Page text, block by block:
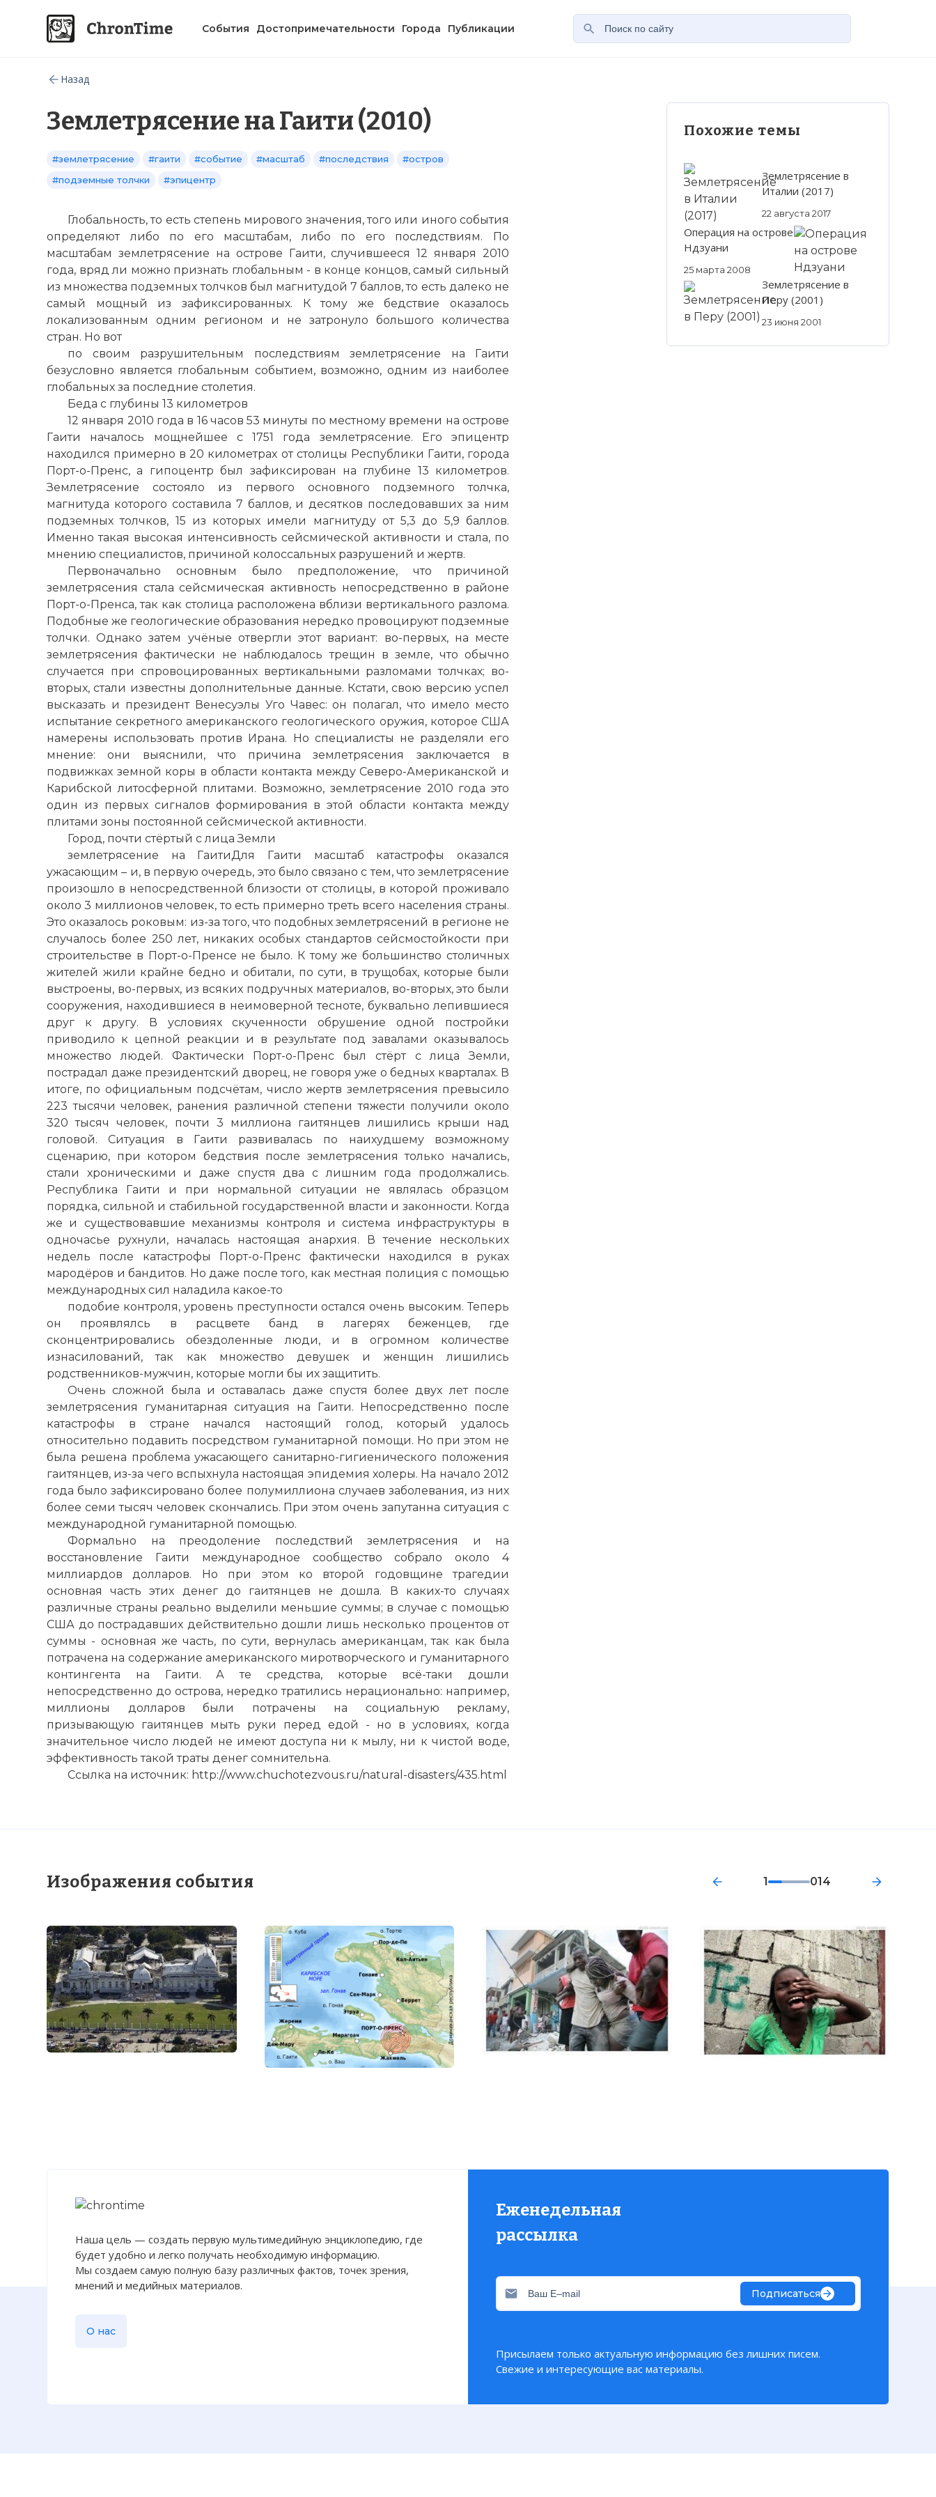
События Достопримечательности Города Публикации
Назад
Землетрясение на Гаити (2010)
#землетрясение #гаити #событие #масштаб #последствия
#остров
#подземные толчки
#эпицентр
Глобальность, то есть степень мирового значения, того или иного события
определяют либо по его масштабам, либо по его последствиям. По
масштабам землетрясение на острове Гаити, случившееся 12 января 2010
года, вряд ли можно признать глобальным - в конце концов, самый сильный
из множества подземных толчков был магнитудой 7 баллов, то есть далеко не
самый мощный из зафиксированных. К тому же бедствие оказалось
локализованным одним регионом и не затронуло большого количества
стран. Но вот
по своим разрушительным последствиям землетрясение на Гаити
безусловно является глобальным событием, возможно, одним из наиболее
глобальных за последние столетия.
Беда с глубины 13 километров
12 января 2010 года в 16 часов 53 минуты по местному времени на острове
Гаити началось мощнейшее с 1751 года землетрясение. Его эпицентр
находился примерно в 20 километрах от столицы Республики Гаити, города
Порт-о-Пренс, а гипоцентр был зафиксирован на глубине 13 километров.
Землетрясение состояло из первого основного подземного толчка,
магнитуда которого составила 7 баллов, и десятков последовавших за ним
подземных толчков, 15 из которых имели магнитуду от 5,3 до 5,9 баллов.
Именно такая высокая интенсивность сейсмической активности и стала, по
мнению специалистов, причиной колоссальных разрушений и жертв.
Первоначально основным было предположение, что причиной
землетрясения стала сейсмическая активность непосредственно в районе
Порт-о-Пренса, так как столица расположена вблизи вертикального разлома.
Подобные же геологические образования нередко провоцируют подземные
толчки. Однако затем учёные отвергли этот вариант: во-первых, на месте
землетрясения фактически не наблюдалось трещин в земле, что обычно
случается при спровоцированных вертикальными разломами толчках; во-
вторых, стали известны дополнительные данные. Кстати, свою версию успел
высказать и президент Венесуэлы Уго Чавес: он полагал, что имело место
испытание секретного американского геологического оружия, которое США
намерены использовать против Ирана. Но специалисты не разделяли его
мнение: они выяснили, что причина землетрясения заключается в
подвижках земной коры в области контакта между Северо-Американской и
Карибской литосферной плитами. Возможно, землетрясение 2010 года это
один из первых сигналов формирования в этой области контакта между
плитами зоны постоянной сейсмической активности.
Город, почти стёртый с лица Земли
землетрясение на ГаитиДля Гаити масштаб катастрофы оказался
ужасающим – и, в первую очередь, это было связано с тем, что землетрясение
произошло в непосредственной близости от столицы, в которой проживало
около 3 миллионов человек, то есть примерно треть всего населения страны.
Это оказалось роковым: из-за того, что подобных землетрясений в регионе не
случалось более 250 лет, никаких особых стандартов сейсмостойкости при
строительстве в Порт-о-Пренсе не было. К тому же большинство столичных
жителей жили крайне бедно и обитали, по сути, в трущобах, которые были
выстроены, во-первых, из всяких подручных материалов, во-вторых, это были
сооружения, находившиеся в неимоверной тесноте, буквально лепившиеся
друг к другу. В условиях скученности обрушение одной постройки
приводило к цепной реакции и в результате под завалами оказывалось
множество людей. Фактически Порт-о-Пренс был стёрт с лица Земли,
пострадал даже президентский дворец, не говоря уже о бедных кварталах. В
итоге, по официальным подсчётам, число жертв землетрясения превысило
223 тысячи человек, ранения различной степени тяжести получили около
320 тысяч человек, почти 3 миллиона гаитянцев лишились крыши над
головой. Ситуация в Гаити развивалась по наихудшему возможному
сценарию, при котором бедствия после землетрясения только начались,
стали хроническими и даже спустя два с лишним года продолжались.
Республика Гаити и при нормальной ситуации не являлась образцом
порядка, сильной и стабильной государственной власти и законности. Когда
же и существовавшие механизмы контроля и система инфраструктуры в
одночасье рухнули, началась настоящая анархия. В течение нескольких
недель после катастрофы Порт-о-Пренс фактически находился в руках
мародёров и бандитов. Но даже после того, как местная полиция с помощью
международных сил наладила какое-то
подобие контроля, уровень преступности остался очень высоким. Теперь
он проявлялсь в расцвете банд в лагерях беженцев, где
сконцентрировались обездоленные люди, и в огромном количестве
изнасилований, так как множество девушек и женщин лишились
родственников-мужчин, которые могли бы их защитить.
Очень сложной была и оставалась даже спустя более двух лет после
землетрясения гуманитарная ситуация на Гаити. Непосредственно после
катастрофы в стране начался настоящий голод, который удалось
относительно подавить посредством гуманитарной помощи. Но при этом не
была решена проблема ужасающего санитарно-гигиенического положения
гаитянцев, из-за чего вспыхнула настоящая эпидемия холеры. На начало 2012
года было зафиксировано более полумиллиона случаев заболевания, из них
более семи тысяч человек скончались. При этом очень запутанна ситуация с
международной гуманитарной помощью.
Формально на преодоление последствий землетрясения и на
восстановление Гаити международное сообщество собрало около 4
миллиардов долларов. Но при этом ко второй годовщине трагедии
основная часть этих денег до гаитянцев не дошла. В каких-то случаях
различные страны реально выделили меньшие суммы; в случае с помощью
США до пострадавших действительно дошли лишь несколько процентов от
суммы - основная же часть, по сути, вернулась американцам, так как была
потрачена на содержание американского миротворческого и гуманитарного
контингента на Гаити. А те средства, которые всё-таки дошли
непосредственно до острова, нередко тратились нерационально: например,
миллионы долларов были потрачены на социальную рекламу,
призывающую гаитянцев мыть руки перед едой - но в условиях, когда
значительное число людей не имеют доступа ни к мылу, ни к чистой воде,
эффективность такой траты денег сомнительна.
Ссылка на источник: http://www.chuchotezvous.ru/natural-disasters/435.html
Похожие темы
Землетрясение в
Италии (2017)
22 августа 2017
Операция на острове
Ндзуани
25 марта 2008
Землетрясение в
Перу (2001)
23 июня 2001
Изображения события 1 014
☓
Трещины поползли по дому после землетрясения в Порт-о-Пренс 12 января.
Фото статьи:
Наша цель — создать первую мультимедийную энциклопедию, где
будет удобно и легко получать необходимую информацию.
Мы создаем самую полную базу различных фактов, точек зрения,
мнений и медийных материалов.
О нас
Еженедельная
рассылка
Подписаться
Присылаем только актуальную информацию без лишних писем.
Свежие и интересующие вас материалы.